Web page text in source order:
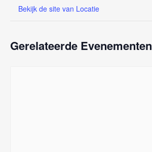
Bekijk de site van Locatie
Gerelateerde Evenementen